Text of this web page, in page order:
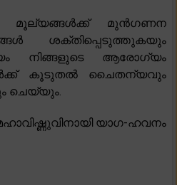
മൂല്യങ്ങൾക്ക് മുൻഗണന
ശക്തിപ്പെടുത്തുകയും
നിങ്ങളുടെ ആരോഗ്യം
കൂടുതൽ ചൈതന്യവും
ചെയ്യും.
യാഗ-ഹവനം